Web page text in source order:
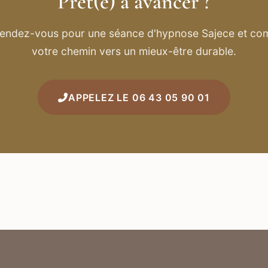
vous pour une séance d'hypnose Sajece et
votre chemin vers un mieux-être durable.
APPELEZ LE 06 43 05 90 01